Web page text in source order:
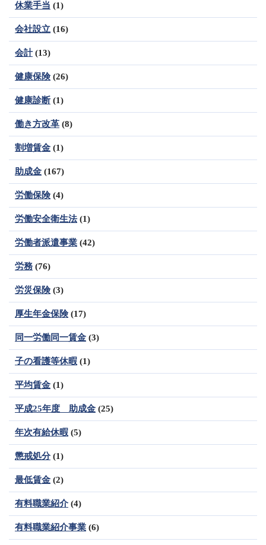
休業手当 (1)
会社設立 (16)
会計(13)
健康保険(26)
健康診断(1)
働き方改革 (8)
割増賃金 (1)
助成金 (167)
労働保険(4)
労働安全衛生法(1)
労働者派遣事業 (42)
労務 (76)
労災保険(3)
厚生年金保険(17)
同一労働同一賃金 (3)
子の看護等休暇 (1)
平均賃金 (1)
平成25年度 助成金 (25)
年次有給休暇 (5)
懲戒処分(1)
最低賃金 (2)
有料職業紹介(4)
有料職業紹介事業 (6)